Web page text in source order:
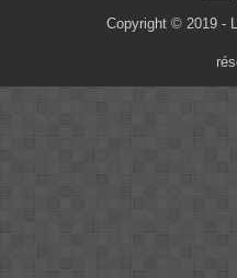
Copyright © 2019 -